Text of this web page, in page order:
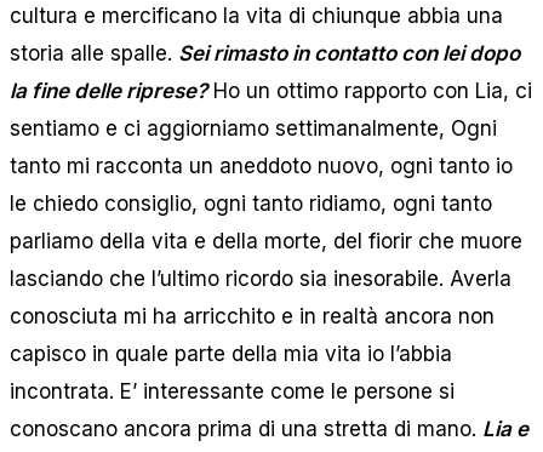
cultura e mercificano la vita di chiunque abbia una
storia alle spalle. Sei rimasto in contatto con lei dopo
la fine delle riprese?Ho un ottimo rapporto con Lia, ci
sentiamo e ci aggiorniamo settimanalmente, Ogni
tanto mi racconta un aneddoto nuovo, ogni tanto io
le chiedo consiglio, ogni tanto ridiamo, ogni tanto
parliamo della vita e della morte, del fiorir che muore
lasciando che l’ultimo ricordo sia inesorabile. Averla
conosciuta mi ha arricchito e in realtà ancora non
capisco in quale parte della mia vita io l’abbia
incontrata. E’ interessante come le persone si
conoscano ancora prima di una stretta di mano. Lia e